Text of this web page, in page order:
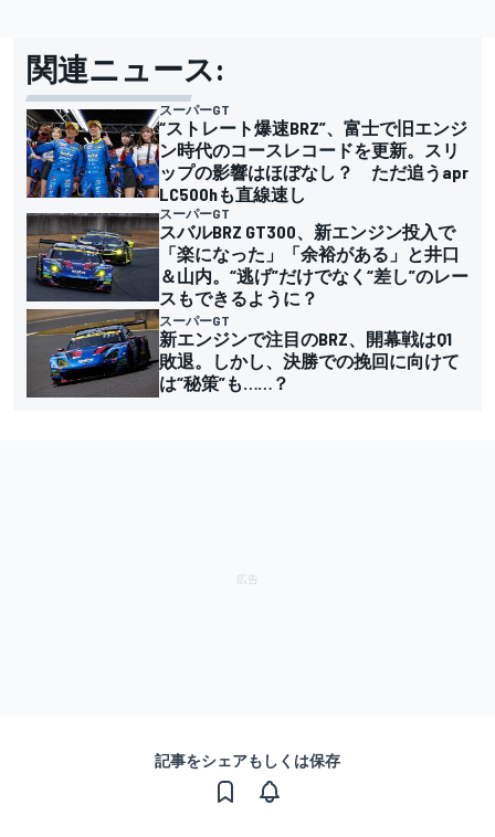
関連ニュース:
スーパーGT
“ストレート爆速BRZ”、富士で旧エンジ
ン時代のコースレコードを更新。スリ
ップの影響はほぼなし？ ただ追うapr
LC500hも直線速し
スーパーGT
スバルBRZ GT300、新エンジン投入で
「楽になった」「余裕がある」と井口
＆山内。“逃げ”だけでなく“差し”のレー
スもできるように？
スーパーGT
新エンジンで注目のBRZ、開幕戦はQ1
敗退。しかし、決勝での挽回に向けて
は“秘策”も……？
記事をシェアもしくは保存